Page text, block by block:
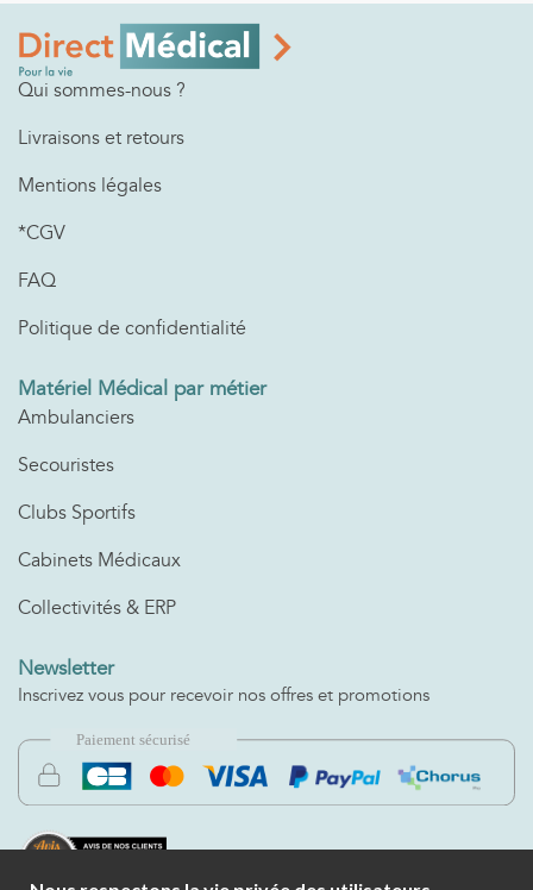
Qui sommes-nous ?
Livraisons et retours
Mentions légales
*CGV
FAQ
Politique de confidentialité
Matériel Médical par métier
Ambulanciers
Secouristes
Clubs Sportifs
Cabinets Médicaux
Collectivités & ERP
Newsletter
Inscrivez vous pour recevoir nos offres et promotions